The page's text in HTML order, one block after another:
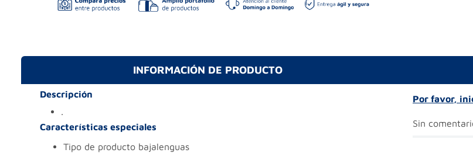
INFORMACIÓN DE PRODUCTO
Descripción
.
Características especiales
tipo de producto bajalenguas
Por favor,
Sin